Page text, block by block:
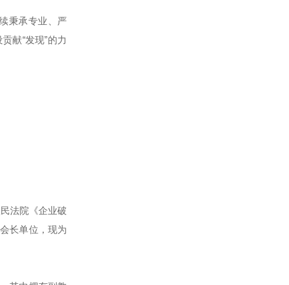
秉承专业、严
献“发现”的力
法院《企业破
长单位，现为